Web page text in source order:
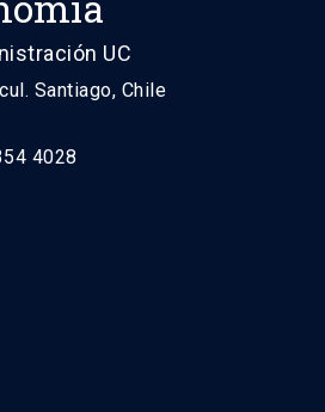
UC
Santiago, Chile
4028